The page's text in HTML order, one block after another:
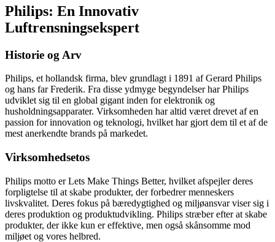
Philips: En Innovativ
Luftrensningsekspert
Historie og Arv
Philips, et hollandsk firma, blev grundlagt i 1891 af Gerard Philips
og hans far Frederik. Fra disse ydmyge begyndelser har Philips
udviklet sig til en global gigant inden for elektronik og
husholdningsapparater. Virksomheden har altid været drevet af en
passion for innovation og teknologi, hvilket har gjort dem til et af de
mest anerkendte brands på markedet.
Virksomhedsetos
Philips motto er Lets Make Things Better, hvilket afspejler deres
forpligtelse til at skabe produkter, der forbedrer menneskers
livskvalitet. Deres fokus på bæredygtighed og miljøansvar viser sig i
deres produktion og produktudvikling. Philips stræber efter at skabe
produkter, der ikke kun er effektive, men også skånsomme mod
miljøet og vores helbred.